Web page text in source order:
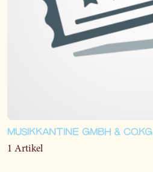
MUSIKKANTINE GMBH & CO.KG
1 Artikel